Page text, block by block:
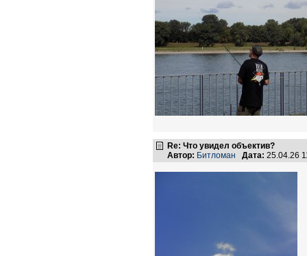
Re: Что увидел объектив?
Автор: Битломан Дата: 25.04.26